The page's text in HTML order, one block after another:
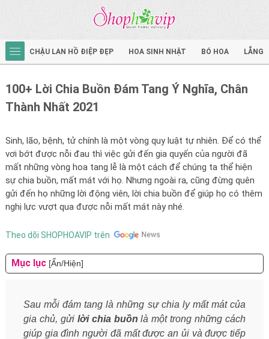
CHẬU LAN HỒ ĐIỆP ĐẸP HOA SINH NHẬT BÓ HOA LẴNG
100+ Lời Chia Buồn Đám Tang Ý Nghĩa, Chân
Thành Nhất 2021
Sinh, lão, bệnh, tử chính là một vòng quy luật tự nhiên. Để có thể
vơi bớt được nỗi đau thì việc gửi đến gia quyến của người đã
mất những vòng hoa tang lễ là một cách để chúng ta thể hiện
sự chia buồn, mất mát với họ. Nhưng ngoài ra, cũng đừng quên
gửi đến họ những lời động viên, lời chia buồn để giúp họ có thêm
nghị lực vượt qua được nỗi mất mát này nhé.
Theo dõi SHOPHOAVIP trên
Mục lục [Ẩn/Hiện]
Sau mỗi đám tang là những sự chia ly mất mát của
gia chủ, gửilời chia buồn là một trong những cách
giúp gia đình người đã mất được an ủi và được tiếp